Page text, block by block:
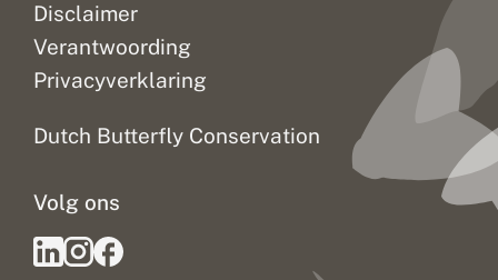
Disclaimer
Verantwoording
Privacyverklaring
Dutch Butterfly Conservation
Volg ons